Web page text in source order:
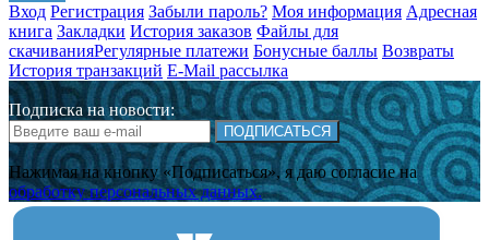
Вход Регистрация Забыли пароль? Моя информация Адресная
книга Закладки История заказов Файлы для
скачиванияРегулярные платежи Бонусные баллы Возвраты
История транзакций E-Mail рассылка
Подписка на новости:
ПОДПИСАТЬСЯ
Нажимая на кнопку «Подписаться», я даю cогласие на
обработку персональных данных.